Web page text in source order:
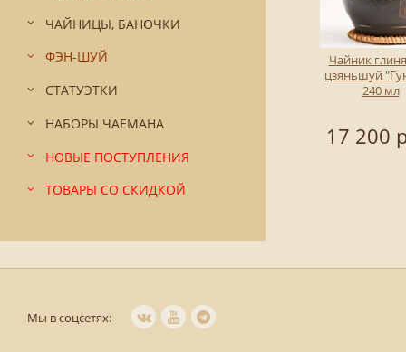
ЧАЙНИЦЫ, БАНОЧКИ
ФЭН-ШУЙ
СТАТУЭТКИ
НАБОРЫ ЧАЕМАНА
НОВЫЕ ПОСТУПЛЕНИЯ
ТОВАРЫ СО СКИДКОЙ
Чайник
цзяньшуй
240 мл
17 200
Мы в соцсетях: